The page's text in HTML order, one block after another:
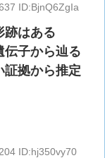
ID:BjnQ6ZgIa
跡はある
伝子から辿る
証拠から推定
ID:hj350vy70